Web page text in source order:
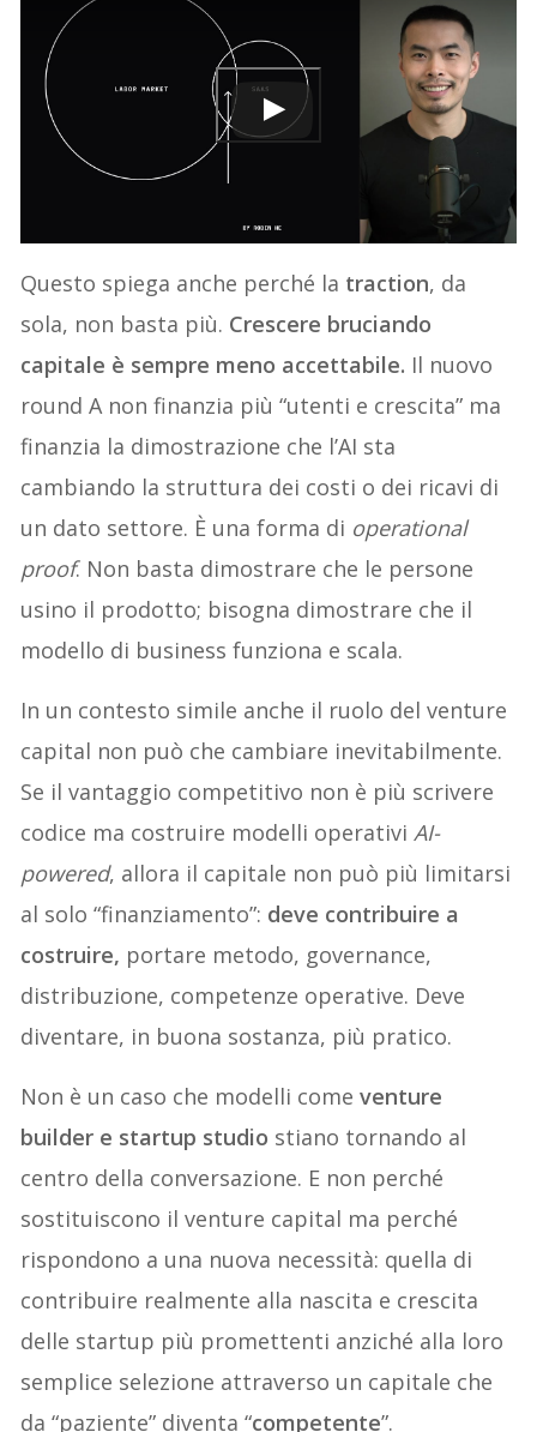
Questo spiega anche perché la traction, da
sola, non basta più. Crescere bruciando
capitale è sempre meno accettabile. Il nuovo
round A non finanzia più “utenti e crescita” ma
finanzia la dimostrazione che l’AI sta
cambiando la struttura dei costi o dei ricavi di
un dato settore. È una forma di operational
proof. Non basta dimostrare che le persone
usino il prodotto; bisogna dimostrare che il
modello di business funziona e scala.
In un contesto simile anche il ruolo del venture
capital non può che cambiare inevitabilmente.
Se il vantaggio competitivo non è più scrivere
codice ma costruire modelli operativiAI-
powered, allora il capitale non può più limitarsi
al solo “finanziamento”: deve contribuire a
costruire, portare metodo, governance,
distribuzione, competenze operative. Deve
diventare, in buona sostanza, più pratico.
Non è un caso che modelli comeventure
builder e startup studio stiano tornando al
centro della conversazione. E non perché
sostituiscono il venture capital ma perché
rispondono a una nuova necessità: quella di
contribuire realmente alla nascita e crescita
delle startup più promettenti anziché alla loro
semplice selezione attraverso un capitale che
da “paziente” diventa “competente”.